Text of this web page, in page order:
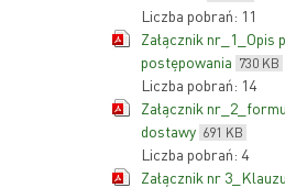
Liczba pobrań: 11
Załącznik nr_1_Opis
postępowania 730 KB
Liczba pobrań: 14
Załącznik
dostawy 691 KB
Liczba pobrań: 4
Załącznik nr